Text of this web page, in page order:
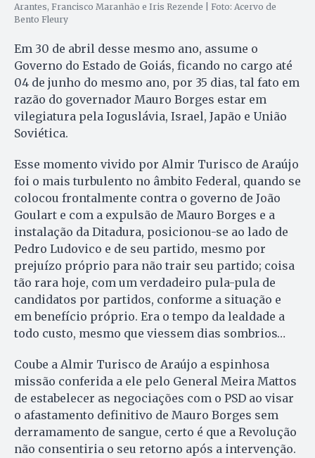
Arantes, Francisco Maranhão e Iris Rezende | Foto: Acervo de
Bento Fleury
Em 30 de abril desse mesmo ano, assume o
Governo do Estado de Goiás, ficando no cargo até
04 de junho do mesmo ano, por 35 dias, tal fato em
razão do governador Mauro Borges estar em
vilegiatura pela Ioguslávia, Israel, Japão e União
Soviética.
Esse momento vivido por Almir Turisco de Araújo
foi o mais turbulento no âmbito Federal, quando se
colocou frontalmente contra o governo de João
Goulart e com a expulsão de Mauro Borges e a
instalação da Ditadura, posicionou-se ao lado de
Pedro Ludovico e de seu partido, mesmo por
prejuízo próprio para não trair seu partido; coisa
tão rara hoje, com um verdadeiro pula-pula de
candidatos por partidos, conforme a situação e
em benefício próprio. Era o tempo da lealdade a
todo custo, mesmo que viessem dias sombrios…
Coube a Almir Turisco de Araújo a espinhosa
missão conferida a ele pelo General Meira Mattos
de estabelecer as negociações com o PSD ao visar
o afastamento definitivo de Mauro Borges sem
derramamento de sangue, certo é que a Revolução
não consentiria o seu retorno após a intervenção.